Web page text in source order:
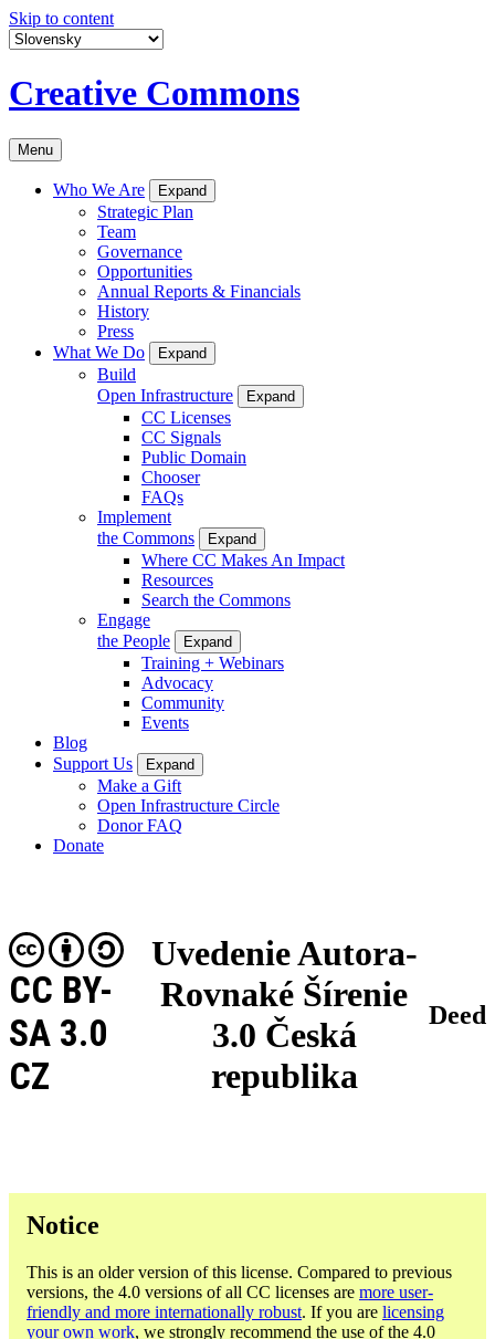
Skip to content
Creative Commons
Menu
Who We Are Expand
Strategic Plan
Team
Governance
Opportunities
Annual Reports & Financials
History
Press
What We Do
Expand
Build
Open Infrastructure
Expand
CC Licenses
CC Signals
Public Domain
Chooser
FAQs
Implement
the Commons
Expand
Where CC Makes An Impact
Resources
Search the Commons
Engage
the People
Expand
Training + Webinars
Advocacy
Community
Events
Blog
Support Us
Expand
Make a Gift
Open Infrastructure Circle
Donor FAQ
Donate
Uvedenie Autora-
Rovnaké Šírenie
3.0 Česká
republika
CC BY-
SA 3.0
CZ
Deed
Notice
This is an older version of this license. Compared to previous
versions, the 4.0 versions of all CC licenses are more user-
friendly and more internationally robust. If you are licensing
your own work, we strongly recommend the use of the 4.0